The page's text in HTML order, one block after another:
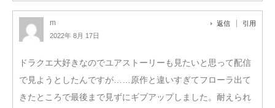
m
2022年 8月 17日
返信 引用
ドラクエ大好きなのでユアストーリーも見たいと思って配信
で見ようとしたんですが……原作と違いすぎてフローラ出て
きたところで最後まで見ずにギブアップしました。耐えられ